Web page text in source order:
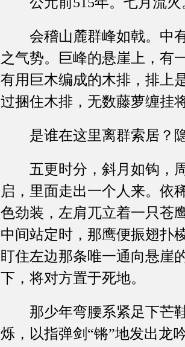
会稽山麓群峰如戟。中有
之气势。巨峰的悬崖上，有
有用巨木编成的木排，排上
过捆住木排，无数藤萝缠挂
是谁在这里离群索居？隐
五更时分，斜月如钩，周
启，里面走出一个人来。依
色劲装，左肩兀立着一只苍
中间站定时，那鹰便振翅扑
盯住左边那条唯一通向悬崖
下，将对方置于死地。
那少年弯腰系紧足下芒鞋
烁，以指弹剑“锵”地发出龙